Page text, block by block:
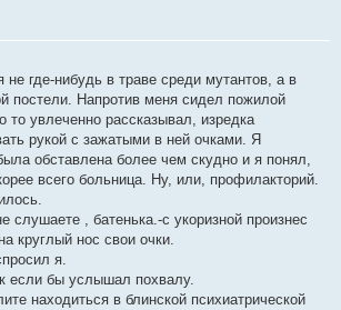
сообщение
не где-нибудь в траве среди мутантов, а в
постели. Напротив меня сидел пожилой
то увлеченно рассказывал, изредка
рукой с зажатыми в ней очками. Я
обставлена более чем скудно и я понял,
всего больница. Ну, или, профилакторий.
слушаете , батенька.-с укоризной произнес
круглый нос свои очки.
я.
если бы услышал похвалу.
находиться в блинской психиатрической